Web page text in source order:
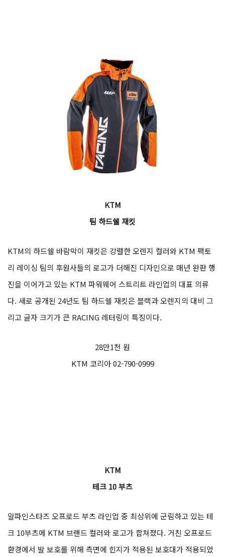
KTM
팀 하드쉘 재킷
KTM의 하드쉘 바람막이 재킷은 강렬한 오렌지 컬러와 KTM 팩토
리 레이싱 팀의 후원사들의 로고가 더해진 디자인으로 매년 완판 행
진을 이어가고 있는 KTM 파워웨어 스트리트 라인업의 대표 의류
다. 새로 공개된 24년도 팀 하드쉘 재킷은 블랙과 오렌지의 대비 그
리고 글자 크기가 큰 RACING 레터링이 특징이다.
28만1천 원
KTM 코리아 02-790-0999
KTM
테크 10 부츠
알파인스타즈 오프로드 부츠 라인업 중 최상위에 군림하고 있는 테
크 10부츠에 KTM 브랜드 컬러와 로고가 합쳐졌다. 거친 오프로드
환경에서 발 보호를 위해 측면에 힌지가 적용된 보호대가 적용되었